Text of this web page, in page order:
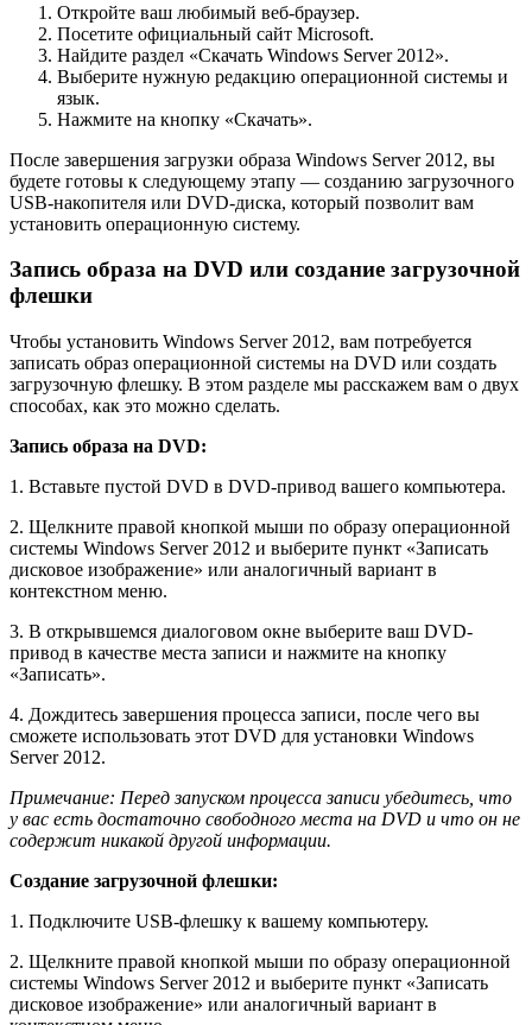
Откройте ваш любимый веб-браузер.
Посетите официальный сайт Microsoft.
Найдите раздел «Скачать Windows Server 2012».
Выберите нужную редакцию операционной системы и
язык.
Нажмите на кнопку «Скачать».
После завершения загрузки образа Windows Server 2012, вы
будете готовы к следующему этапу — созданию загрузочного
USB-накопителя или DVD-диска, который позволит вам
установить операционную систему.
Запись образа на DVD или создание загрузочной
флешки
Чтобы установить Windows Server 2012, вам потребуется
записать образ операционной системы на DVD или создать
загрузочную флешку. В этом разделе мы расскажем вам о двух
способах, как это можно сделать.
Запись образа на DVD:
1. Вставьте пустой DVD в DVD-привод вашего компьютера.
2. Щелкните правой кнопкой мыши по образу операционной
системы Windows Server 2012 и выберите пункт «Записать
дисковое изображение» или аналогичный вариант в
контекстном меню.
3. В открывшемся диалоговом окне выберите ваш DVD-
привод в качестве места записи и нажмите на кнопку
«Записать».
4. Дождитесь завершения процесса записи, после чего вы
сможете использовать этот DVD для установки Windows
Server 2012.
Примечание: Перед запуском процесса записи убедитесь, что
у вас есть достаточно свободного места на DVD и что он не
содержит никакой другой информации.
Создание загрузочной флешки:
1. Подключите USB-флешку к вашему компьютеру.
2. Щелкните правой кнопкой мыши по образу операционной
системы Windows Server 2012 и выберите пункт «Записать
дисковое изображение» или аналогичный вариант в